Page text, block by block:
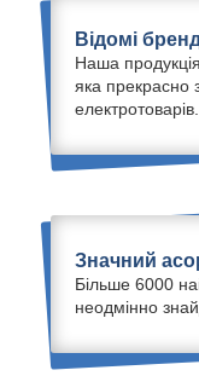
Відомі
Наша
яка прекрасно
електротоварів.
Значний
Більше 6000
неодмінно